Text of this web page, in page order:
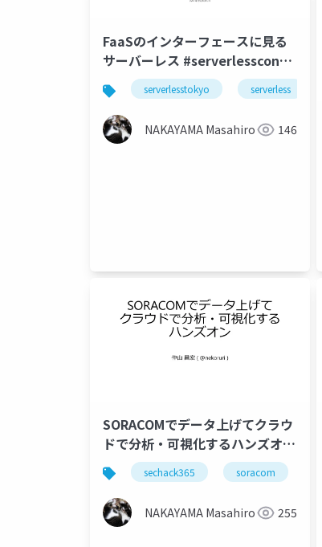
FaaSのインターフェースに見る
サーバーレス #serverlessconf
#serverlesstokyo
serverlesstokyo serverless
NAKAYAMA Masahiro 146
SORACOMでデータ上げてクラウ
ドで分析・可視化するハンズオン
#SecHack365
sechack365 soracom
NAKAYAMA Masahiro 255